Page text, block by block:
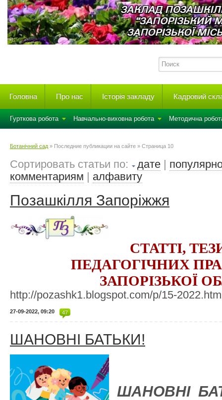
Головна Про нас Історія закладу Кадровий
Гурткова робота Навчально-виховна робота Методична
Ботанічний сад » Последние публикации на сайте » Страница 10
Сортировать статьи по: дате
комментариям
алфавиту
Позашкілля Запоріжжя
СТАТТІ,
ПЕДАГОГІЧНИХ
ЗАПОРІЗЬКОЇ
http://pozashk1.blogspot.com/p/15-
27-09-2022, 09:20 47
ШАНОВНІ БАТЬКИ!
ШАНОВНІ